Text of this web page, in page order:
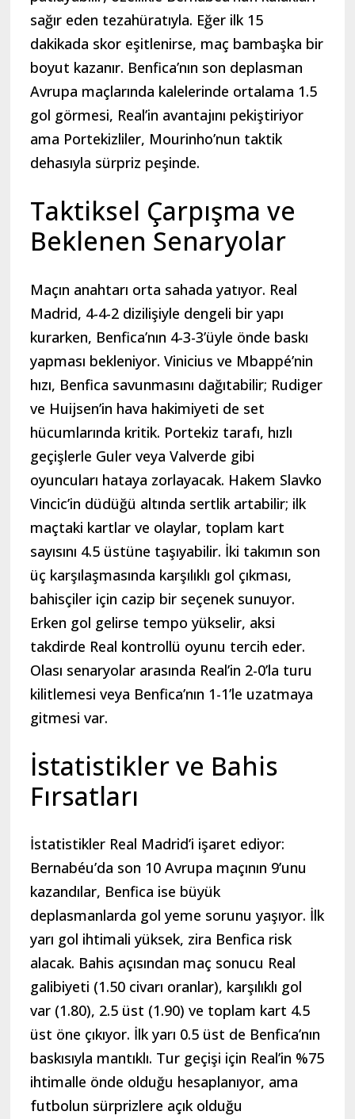
sağır eden tezahüratıyla. Eğer ilk 15
dakikada skor eşitlenirse, maç bambaşka bir
boyut kazanır. Benfica’nın son deplasman
Avrupa maçlarında kalelerinde ortalama 1.5
gol görmesi, Real’in avantajını pekiştiriyor
ama Portekizliler, Mourinho’nun taktik
dehasıyla sürpriz peşinde.
Taktiksel Çarpışma ve
Beklenen Senaryolar
Maçın anahtarı orta sahada yatıyor. Real
Madrid, 4-4-2 dizilişiyle dengeli bir yapı
kurarken, Benfica’nın 4-3-3’üyle önde baskı
yapması bekleniyor. Vinicius ve Mbappé’nin
hızı, Benfica savunmasını dağıtabilir; Rudiger
ve Huijsen’in hava hakimiyeti de set
hücumlarında kritik. Portekiz tarafı, hızlı
geçişlerle Guler veya Valverde gibi
oyuncuları hataya zorlayacak. Hakem Slavko
Vincic’in düdüğü altında sertlik artabilir; ilk
maçtaki kartlar ve olaylar, toplam kart
sayısını 4.5 üstüne taşıyabilir. İki takımın son
üç karşılaşmasında karşılıklı gol çıkması,
bahisçiler için cazip bir seçenek sunuyor.
Erken gol gelirse tempo yükselir, aksi
takdirde Real kontrollü oyunu tercih eder.
Olası senaryolar arasında Real’in 2-0’la turu
kilitlemesi veya Benfica’nın 1-1’le uzatmaya
gitmesi var.
İstatistikler ve Bahis
Fırsatları
İstatistikler Real Madrid’i işaret ediyor:
Bernabéu’da son 10 Avrupa maçının 9’unu
kazandılar, Benfica ise büyük
deplasmanlarda gol yeme sorunu yaşıyor. İlk
yarı gol ihtimali yüksek, zira Benfica risk
alacak. Bahis açısından maç sonucu Real
galibiyeti (1.50 civarı oranlar), karşılıklı gol
var (1.80), 2.5 üst (1.90) ve toplam kart 4.5
üst öne çıkıyor. İlk yarı 0.5 üst de Benfica’nın
baskısıyla mantıklı. Tur geçişi için Real’in %75
ihtimalle önde olduğu hesaplanıyor, ama
futbolun sürprizlere açık olduğu